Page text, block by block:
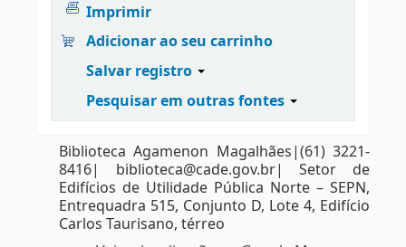
Imprimir
Adicionar ao seu carrinho
Salvar registro
Pesquisar em outras fontes
Biblioteca Agamenon Magalhães|(61) 3221-
8416| biblioteca@cade.gov.br| Setor de
Edifícios de Utilidade Pública Norte – SEPN,
Entrequadra 515, Conjunto D, Lote 4, Edifício
Carlos Taurisano, térreo